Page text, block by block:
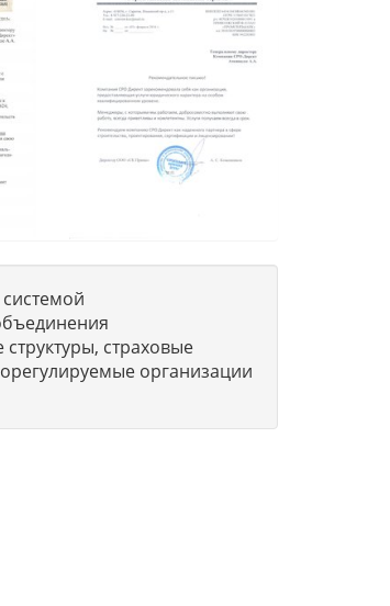
страховые
организации